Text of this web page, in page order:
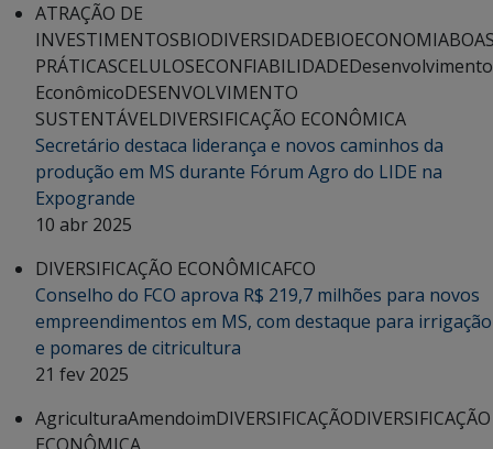
ATRAÇÃO DE
INVESTIMENTOSBIODIVERSIDADEBIOECONOMIA
PRÁTICASCELULOSECONFIABILIDADEDesenvolvimento
EconômicoDESENVOLVIMENTO
SUSTENTÁVELDIVERSIFICAÇÃO ECONÔMICA
Secretário destaca liderança e novos caminhos da
produção em MS durante Fórum Agro do LIDE na
Expogrande
10 abr 2025
DIVERSIFICAÇÃO ECONÔMICAFCO
Conselho do FCO aprova R$ 219,7 milhões para novos
empreendimentos em MS, com destaque para irrigação
e pomares de citricultura
21 fev 2025
AgriculturaAmendoimDIVERSIFICAÇÃODIVERSIFICAÇÃO